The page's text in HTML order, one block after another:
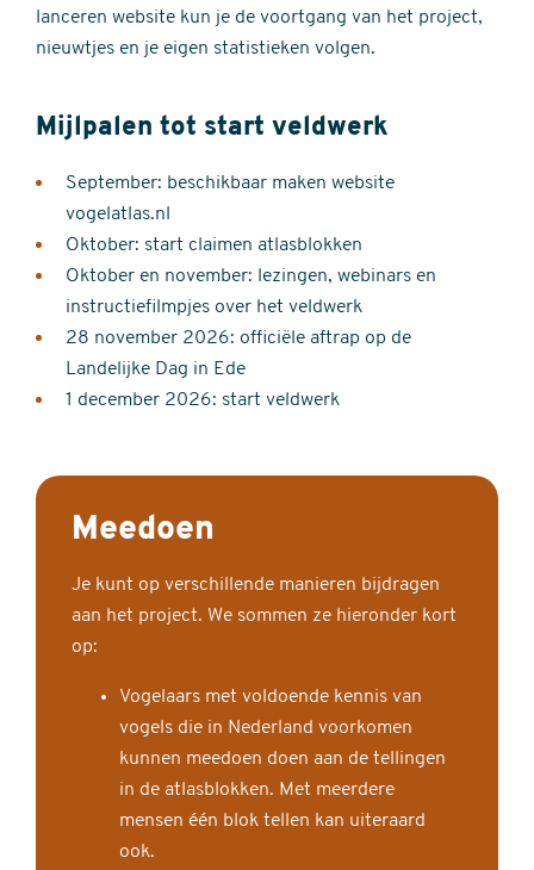
lanceren website kun je de voortgang van het project,
nieuwtjes en je eigen statistieken volgen.
Mijlpalen tot start veldwerk
September: beschikbaar maken website
vogelatlas.nl
Oktober: start claimen atlasblokken
Oktober en november: lezingen, webinars en
instructiefilmpjes over het veldwerk
28 november 2026: officiële aftrap op de
Landelijke Dag in Ede
1 december 2026: start veldwerk
Meedoen
Je kunt op verschillende manieren bijdragen
aan het project. We sommen ze hieronder kort
op:
Vogelaars met voldoende kennis van
vogels die in Nederland voorkomen
kunnen meedoen doen aan de tellingen
in de atlasblokken. Met meerdere
mensen één blok tellen kan uiteraard
ook.